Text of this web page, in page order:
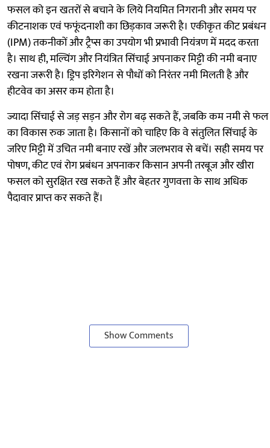
फसल को इन खतरों से बचाने के लिये नियमित निगरानी और समय पर
कीटनाशक एवं फफूंदनाशी का छिड़काव जरूरी है। एकीकृत कीट प्रबंधन
(IPM) तकनीकों और ट्रैप्स का उपयोग भी प्रभावी नियंत्रण में मदद करता
है। साथ ही, मल्चिंग और नियंत्रित सिंचाई अपनाकर मिट्टी की नमी बनाए
रखना जरूरी है। ड्रिप इरिगेशन से पौधों को निरंतर नमी मिलती है और
हीटवेव का असर कम होता है।
ज्यादा सिंचाई से जड़ सड़न और रोग बढ़ सकते हैं, जबकि कम नमी से फल
का विकास रुक जाता है। किसानों को चाहिए कि वे संतुलित सिंचाई के
जरिए मिट्टी में उचित नमी बनाए रखें और जलभराव से बचें। सही समय पर
पोषण, कीट एवं रोग प्रबंधन अपनाकर किसान अपनी तरबूज और खीरा
फसल को सुरक्षित रख सकते हैं और बेहतर गुणवत्ता के साथ अधिक
पैदावार प्राप्त कर सकते हैं।
Show Comments